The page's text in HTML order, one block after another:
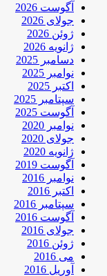
آگوست 2026
جولای 2026
ژوئن 2026
ژانویه 2026
دسامبر 2025
نوامبر 2025
اکتبر 2025
سپتامبر 2025
آگوست 2025
نوامبر 2020
جولای 2020
ژانویه 2020
آگوست 2019
نوامبر 2016
اکتبر 2016
سپتامبر 2016
آگوست 2016
جولای 2016
ژوئن 2016
می 2016
آوریل 2016